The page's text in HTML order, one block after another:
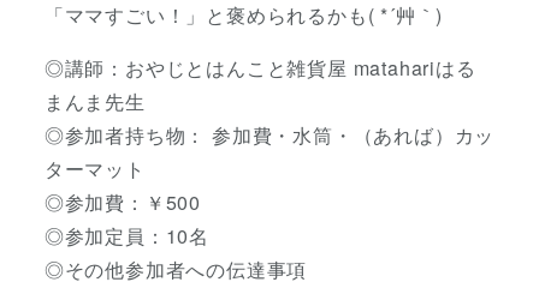
「ママすごい！」と褒められるかも( *´艸｀)
◎講師：おやじとはんこと雑貨屋 matahariはる
まんま先生
◎参加者持ち物： 参加費・水筒・（あれば）カッ
ターマット
◎参加費：￥500
◎参加定員：10名
◎その他参加者への伝達事項